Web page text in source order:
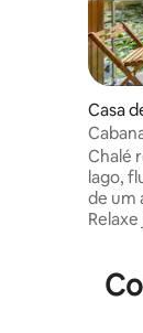
Casa
thly
Water
Chalé
lago,
de um